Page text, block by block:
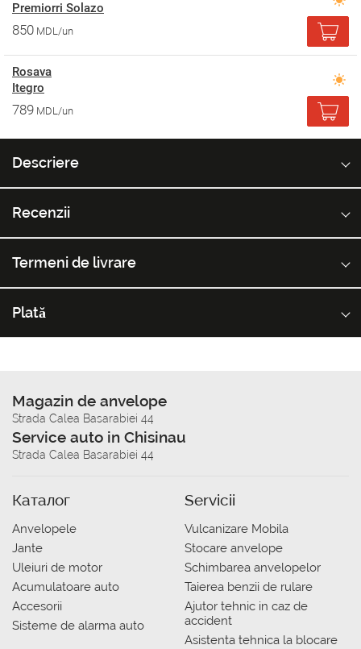
Premiorri Solazo
850 MDL/un
Rosava
Itegro
789 MDL/un
Descriere
Recenzii
Termeni de livrare
Plată
Magazin de anvelope
Strada Calea Basarabiei 44
Service auto in Chisinau
Strada Calea Basarabiei 44
Каталог
Anvelopele
Jante
Uleiuri de motor
Acumulatoare auto
Accesorii
Sisteme de alarma auto
Servicii
Vulcanizare Mobila
Stocare anvelope
Schimbarea anvelopelor
Taierea benzii de rulare
Ajutor tehnic in caz de
accident
Asistenta tehnica la blocare